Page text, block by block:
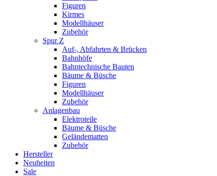
Figuren
Kirmes
Modellhäuser
Zubehör
Spur Z
Auf-, Abfahrten & Brücken
Bahnhöfe
Bahntechnische Bauten
Bäume & Büsche
Figuren
Modellhäuser
Zubehör
Anlagenbau
Elektroteile
Bäume & Büsche
Geländematten
Zubehör
Hersteller
Neuheiten
Sale